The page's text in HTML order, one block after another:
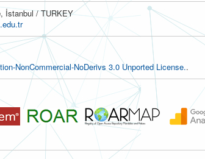
İstanbul / TURKEY
NonCommercial-NoDerivs 3.0 Unported License..